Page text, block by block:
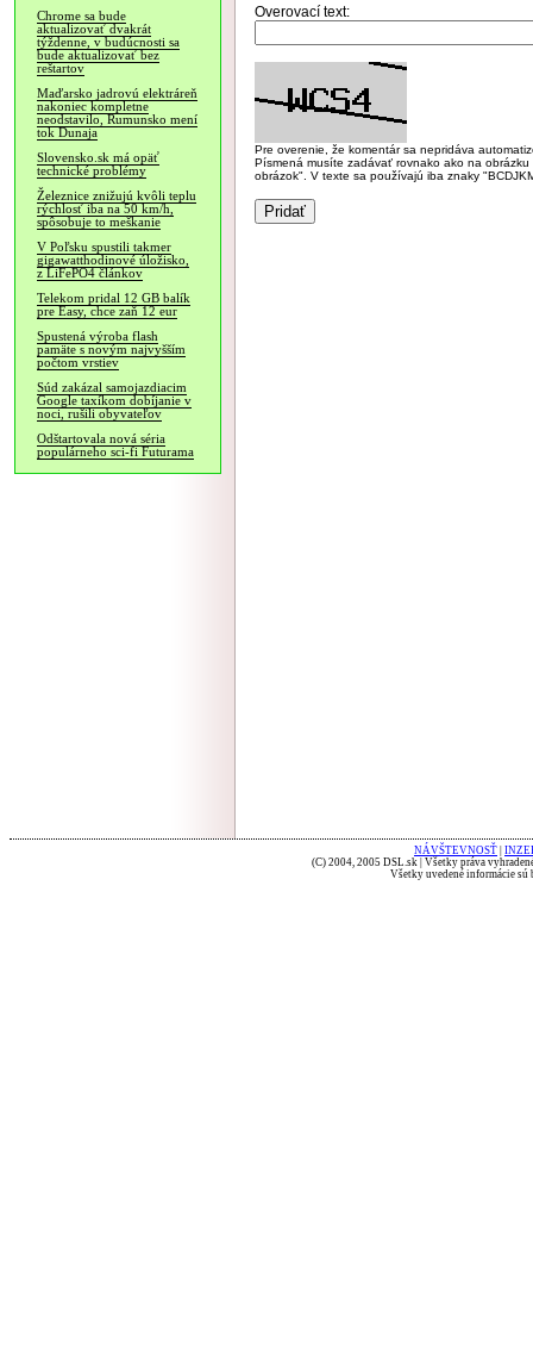
Chrome sa bude
aktualizovať dvakrát
týždenne, v budúcnosti sa
bude aktualizovať bez
reštartov
Maďarsko jadrovú elektráreň
nakoniec kompletne
neodstavilo, Rumunsko mení
tok Dunaja
Slovensko.sk má opäť
technické problémy
Železnice znižujú kvôli teplu
rýchlosť iba na 50 km/h,
spôsobuje to meškanie
V Poľsku spustili takmer
gigawatthodinové úložisko,
z LiFePO4 článkov
Telekom pridal 12 GB balík
pre Easy, chce zaň 12 eur
Spustená výroba flash
pamäte s novým najvyšším
počtom vrstiev
Súd zakázal samojazdiacim
Google taxíkom dobíjanie v
noci, rušili obyvateľov
Odštartovala nová séria
populárneho sci-fi Futurama
Overovací text:
Pre overenie, že komentár sa nepridáva
Písmená musíte zadávať rovnako ako na
obrázok". V texte sa používajú iba znaky
NÁVŠTEVNOSŤ
(C) 2004, 2005 DSL.sk | Všetky práva
Všetky uvedené informácie sú